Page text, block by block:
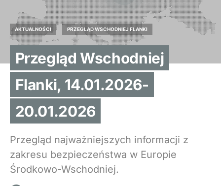
AKTUALNOŚCI PRZEGLĄD WSCHODNIEJ FLANKI
Przegląd Wschodniej
Flanki, 14.01.2026-
20.01.2026
Przegląd najważniejszych informacji z
zakresu bezpieczeństwa w Europie
Środkowo-Wschodniej.